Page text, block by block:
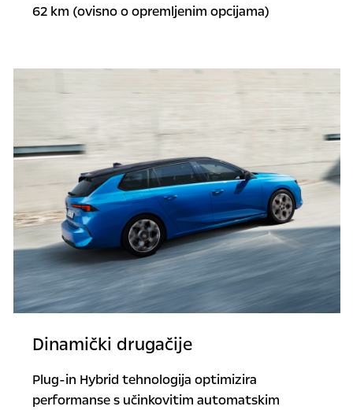
62 km (ovisno o opremljenim opcijama)
Dinamički drugačije
Plug-in Hybrid tehnologija optimizira
performanse s učinkovitim automatskim